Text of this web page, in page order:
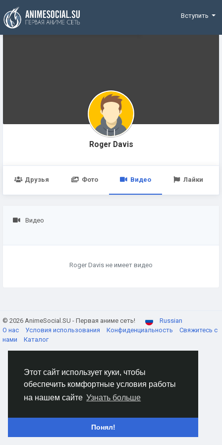
Этот сайт использует куки, чтобы
обеспечить комфортные условия работы
на нашем сайте Узнать больше
Понял!
Funding
Вступить
Roger Davis
Друзья Фото Видео Лайки
Видео
Roger Davis не имеет видео
© 2026 AnimeSocial.SU - Первая аниме сеть!
Russian
О нас
Условия использования Конфиденциальность
Свяжитесь с
нами
Каталог